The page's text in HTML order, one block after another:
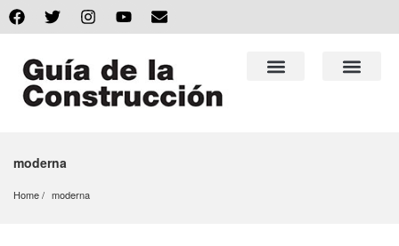
moderna
Home moderna